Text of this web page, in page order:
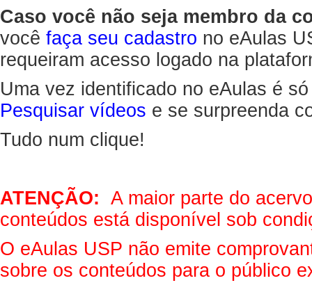
Caso você não seja membro da
você faça seu cadastro no eAulas
requeiram acesso logado na
Uma vez identificado no eAulas é
Pesquisar vídeos e se surpreenda
Tudo num clique!
ATENÇÃO: A maior parte do
conteúdos está disponível sob
O eAulas USP não emite
sobre os conteúdos para o público